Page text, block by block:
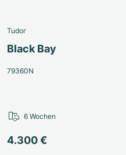
Tudor
Black Bay
79360N
4.300 €
6 Wochen